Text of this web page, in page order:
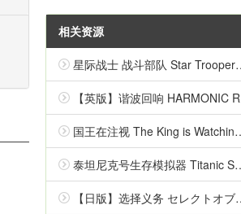
相关资源
星际战士 战斗部队 Star Troopers - Combat Force 英语
【英版】谐波回响 HARMONIC REFLECTIONS 中文
国王在注视 The King is Watching 中文
泰坦尼克号生存模拟器 Titanic Survival Simulator 英语
【日版】选择义务 セレクトオブリージュ 日语